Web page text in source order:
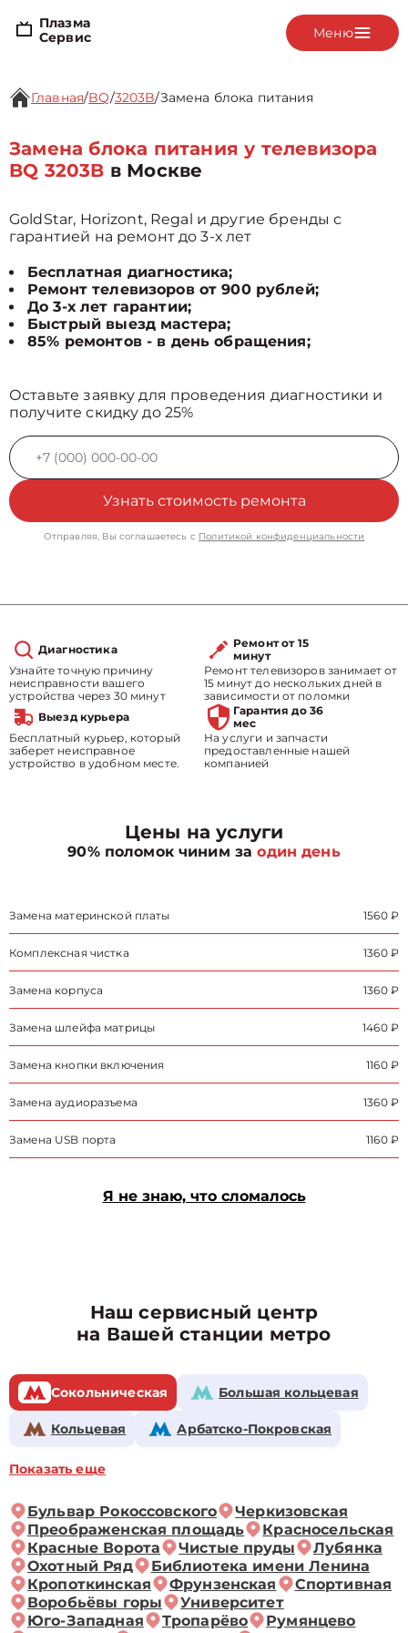
Плазма
Сервис
Меню
Главная/BQ/3203B/Замена блока питания
Замена блока питания у телевизора
BQ 3203B в Москве
GoldStar, Horizont, Regal и другие бренды с
гарантией на ремонт до 3-х лет
Бесплатная диагностика;
Ремонт телевизоров от 900 рублей;
До 3-х лет гарантии;
Быстрый выезд мастера;
85% ремонтов - в день обращения;
Оставьте заявку для проведения диагностики и
получите скидку до 25%
Узнать стоимость ремонта
Отправляя, Вы соглашаетесь с Политикой конфиденциальности
Диагностика
Узнайте точную причину
неисправности вашего
устройства через 30 минут
Ремонт от 15
минут
Ремонт телевизоров занимает от
15 минут до нескольких дней в
зависимости от поломки
Выезд курьера
Бесплатный курьер, который
заберет неисправное
устройство в удобном месте.
Гарантия до 36
мес
На услуги и запчасти
предоставленные нашей
компанией
Цены на услуги
90% поломок чиним заодин день
Замена материнской платы 1560 ₽
Комплексная чистка 1360 ₽
Замена корпуса 1360 ₽
Замена шлейфа матрицы 1460 ₽
Замена кнопки включения 1160 ₽
Замена аудиоразъема 1360 ₽
Замена USB порта 1160 ₽
Я не знаю, что сломалось
Наш сервисный центр
на Вашей станции метро
Сокольническая Большая кольцевая
Кольцевая Арбатско-Покровская
Показать еще
Бульвар Рокоссовского
Черкизовская
Преображенская площадь
Красносельская
Красные Ворота
Чистые пруды
Лубянка
Охотный Ряд
Библиотека имени Ленина
Кропоткинская
Фрунзенская
Спортивная
Воробьёвы горы
Университет
Юго-Западная
Тропарёво
Румянцево